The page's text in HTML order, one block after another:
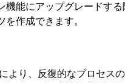
機能にアップグレードする
作成できます。
より、反復的なプロセス